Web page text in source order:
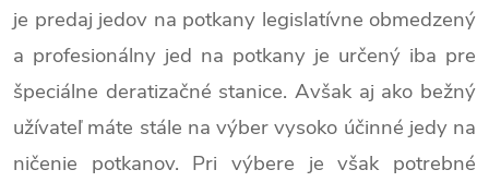
je predaj jedov na potkany legislatívne obmedzený
a profesionálny jed na potkany je určený iba pre
špeciálne deratizačné stanice. Avšak aj ako bežný
užívateľ máte stále na výber vysoko účinné jedy na
ničenie potkanov. Pri výbere je však potrebné